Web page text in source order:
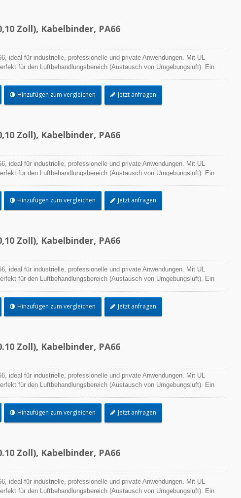
Zoll), Kabelbinder, PA66
ideal für industrielle, professionelle und private Anwendungen. Mit UL
für den Luftbehandlungsbereich (Austausch von Umgebungsluft). Ein
von Anwendungen.
Hinzufügen zum vergleichen Jetzt anfragen
Zoll), Kabelbinder, PA66
ideal für industrielle, professionelle und private Anwendungen. Mit UL
für den Luftbehandlungsbereich (Austausch von Umgebungsluft). Ein
von Anwendungen.
Hinzufügen zum vergleichen Jetzt anfragen
Zoll), Kabelbinder, PA66
ideal für industrielle, professionelle und private Anwendungen. Mit UL
für den Luftbehandlungsbereich (Austausch von Umgebungsluft). Ein
von Anwendungen.
Hinzufügen zum vergleichen Jetzt anfragen
Zoll), Kabelbinder, PA66
ideal für industrielle, professionelle und private Anwendungen. Mit UL
für den Luftbehandlungsbereich (Austausch von Umgebungsluft). Ein
von Anwendungen.
Hinzufügen zum vergleichen Jetzt anfragen
Zoll), Kabelbinder, PA66
ideal für industrielle, professionelle und private Anwendungen. Mit UL
für den Luftbehandlungsbereich (Austausch von Umgebungsluft). Ein